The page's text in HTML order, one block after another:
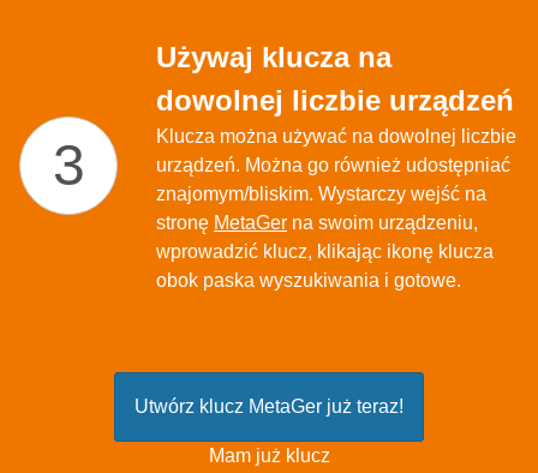
Używaj klucza na
dowolnej liczbie urządzeń
Klucza można używać na dowolnej liczbie
urządzeń. Można go również udostępniać
znajomym/bliskim. Wystarczy wejść na
stronę MetaGer na swoim urządzeniu,
wprowadzić klucz, klikając ikonę klucza
obok paska wyszukiwania i gotowe.
Utwórz klucz MetaGer już teraz!
Mam już klucz